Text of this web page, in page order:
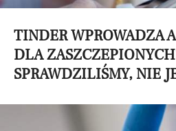
TINDER WPROWADZA
DLA
SPRAWDZILIŚMY, NIE